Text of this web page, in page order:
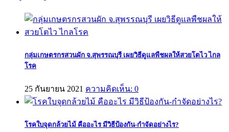
กลุ่มเกษตรกรสวนผัก จ.สุพรรณบุรี เผยวิธีดูแลพืชผลให้สวยโตไว ไกล
โรค
25 กันยายน 2021 ความคิดเห็น: 0
โรคใบจุดกล้วยไม้ คืออะไร มีวิธีป้องกัน-กำจัดอย่างไร?